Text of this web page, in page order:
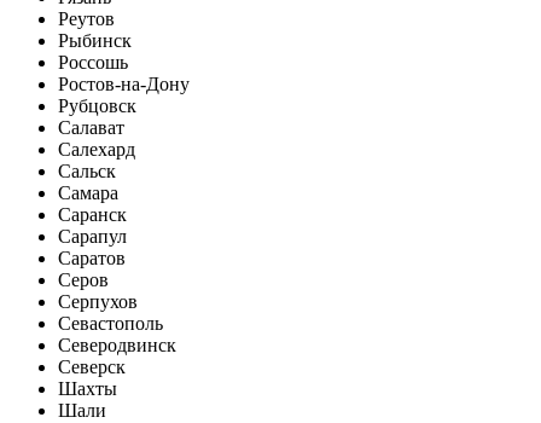
Реутов
Рыбинск
Россошь
Ростов-на-Дону
Рубцовск
Салават
Салехард
Сальск
Самара
Саранск
Сарапул
Саратов
Серов
Серпухов
Севастополь
Северодвинск
Северск
Шахты
Шали